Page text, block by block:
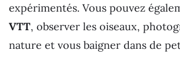
expérimentés. Vous pouvez
VTT, observer les oiseaux,
nature et vous baigner dans de